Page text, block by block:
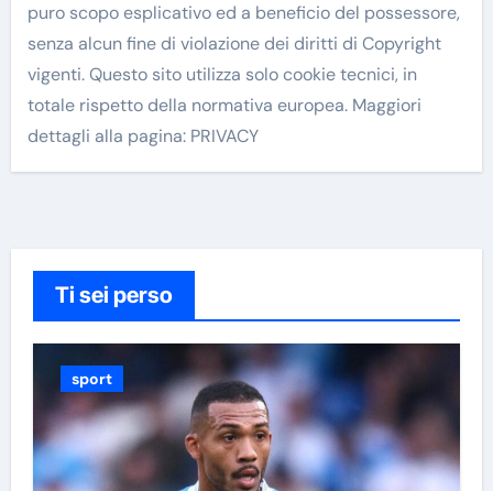
puro scopo esplicativo ed a beneficio del possessore,
senza alcun fine di violazione dei diritti di Copyright
vigenti. Questo sito utilizza solo cookie tecnici, in
totale rispetto della normativa europea. Maggiori
dettagli alla pagina: PRIVACY
Ti sei perso
sport